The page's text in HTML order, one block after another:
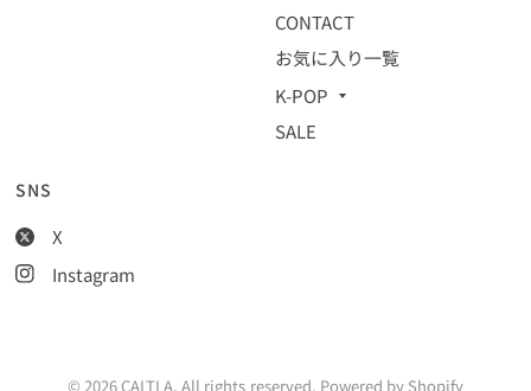
CONTACT
お気に入り一覧
K-POP
SALE
SNS
X
Instagram
© 2026 CALTLA, All rights reserved. Powered by Shopify